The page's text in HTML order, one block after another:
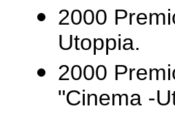
2000
Utoppia.
2000
"Cinema -